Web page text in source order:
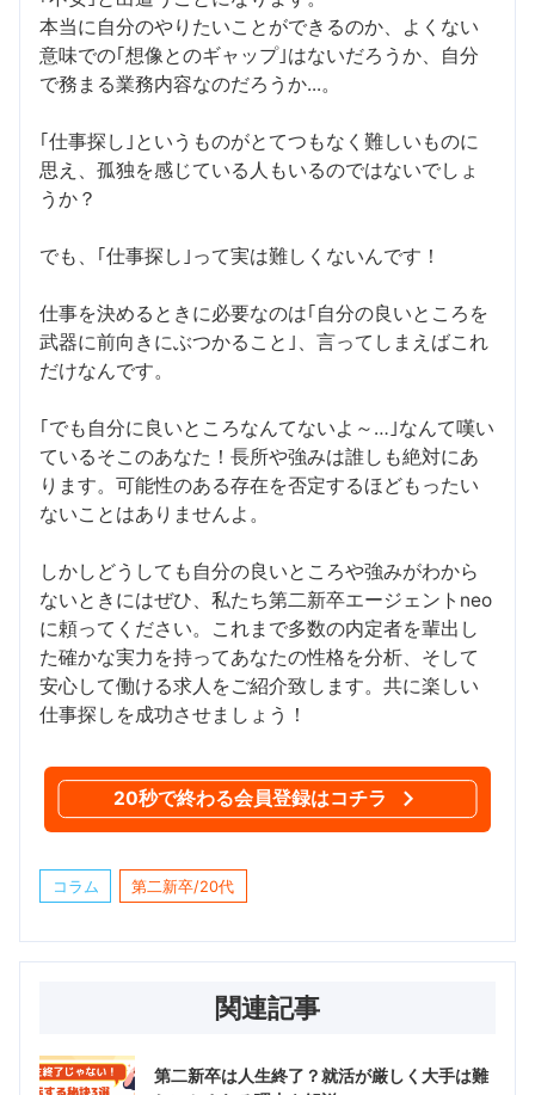
本当に自分のやりたいことができるのか、よくない
意味での｢想像とのギャップ｣はないだろうか、自分
で務まる業務内容なのだろうか...。
｢仕事探し｣というものがとてつもなく難しいものに
思え、孤独を感じている人もいるのではないでしょ
うか？
でも、｢仕事探し｣って実は難しくないんです！
仕事を決めるときに必要なのは｢自分の良いところを
武器に前向きにぶつかること｣、言ってしまえばこれ
だけなんです。
｢でも自分に良いところなんてないよ～…｣なんて嘆い
ているそこのあなた！長所や強みは誰しも絶対にあ
ります。可能性のある存在を否定するほどもったい
ないことはありませんよ。
しかしどうしても自分の良いところや強みがわから
ないときにはぜひ、私たち第二新卒エージェントneo
に頼ってください。これまで多数の内定者を輩出し
た確かな実力を持ってあなたの性格を分析、そして
安心して働ける求人をご紹介致します。共に楽しい
仕事探しを成功させましょう！
20秒で終わる会員登録はコチラ
コラム 第二新卒/20代
関連記事
第二新卒は人生終了？就活が厳しく大手は難